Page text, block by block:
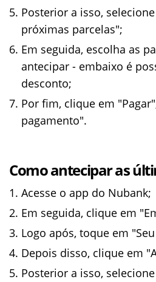
Posterior a isso,
próximas parcelas";
Em seguida, escolha as
antecipar - embaixo é
desconto;
Por fim, clique em
pagamento".
Como antecipar as
Acesse o app do Nubank;
Em seguida, clique em
Logo após, toque em
Depois disso, clique em
Posterior a isso,